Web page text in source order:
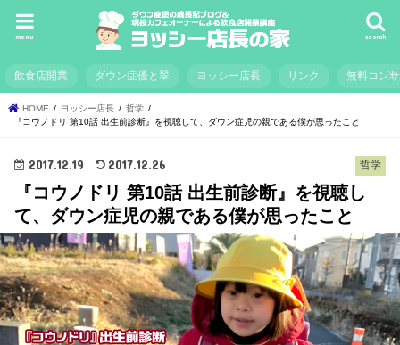
search
menu
飲食店開業 ダウン症優と翠 ヨッシー店長 リンク 無料コン
HOME ヨッシー店長
哲学
『コウノドリ 第10話 出生前診断』を視聴して、ダウン症児の親である僕が思ったこと
哲学
2017.12.19 2017.12.26
『コウノドリ 第10話 出生前診断』を視聴し
て、ダウン症児の親である僕が思ったこと